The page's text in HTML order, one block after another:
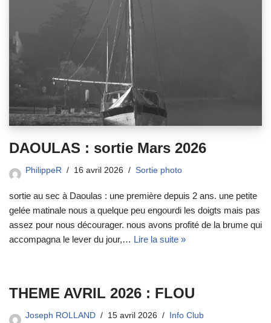
DAOULAS : sortie Mars 2026
PhilippeR 16 avril 2026 Sortie photo
sortie au sec à Daoulas : une première depuis 2 ans. une petite
gelée matinale nous a quelque peu engourdi les doigts mais pas
assez pour nous décourager. nous avons profité de la brume qui
accompagna le lever du jour,… Lire la suite »
THEME AVRIL 2026 : FLOU
Joseph ROLLAND 15 avril 2026 Info Club